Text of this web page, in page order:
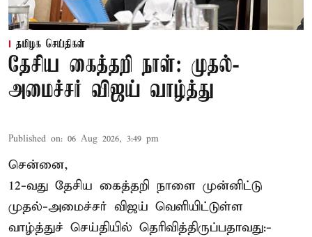
தமிழக செய்திகள்
தேசிய கைத்தறி நாள்: முதல்-
அமைச்சர் விஜய் வாழ்த்து
Published on: 06 Aug 2026, 3:49 pm
சென்னை,
12-வது தேசிய கைத்தறி நாளை முன்னிட்டு
முதல்-அமைச்சர் விஜய் வெளியிட்டுள்ள
வாழ்த்துச் செய்தியில் தெரிவித்திருப்பதாவது:-